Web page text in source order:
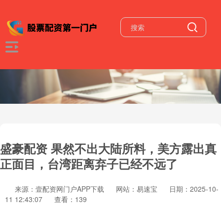
盛豪配资 果然不出大陆所料，美方露出真
正面目，台湾距离弃子已经不远了
来源：壹配资网门户APP下载 网站：易速宝
日期：2025-10-
11 12:43:07
查看：139